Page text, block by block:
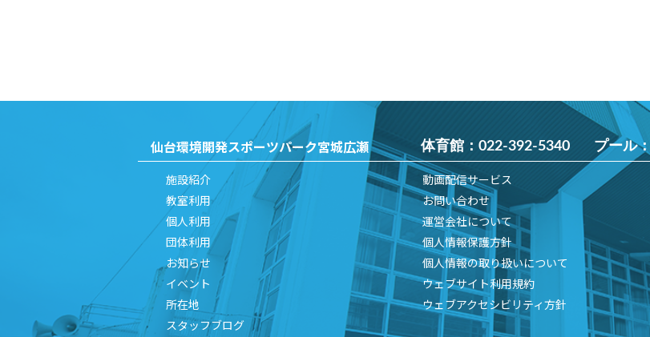
仙台環境開発スポーツパーク宮城広瀬 体育館： 022-392-5340 プール：
施設紹介
教室利用
個人利用
団体利用
お知らせ
イベント
所在地
スタッフブログ
動画配信サービス
お問い合わせ
運営会社について
個人情報保護方針
個人情報の取り扱いについて
ウェブサイト利用規約
ウェブアクセシビリティ方針